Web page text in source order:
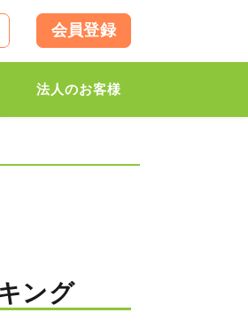
会員登録
法人のお客様
ング